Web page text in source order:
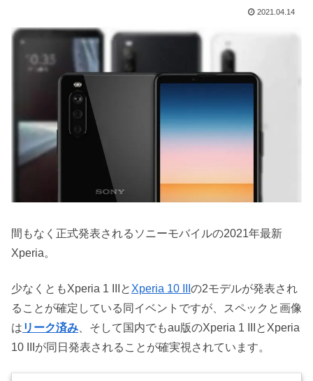
2021.04.14
間もなく正式発表されるソニーモバイルの2021年最新
Xperia。
少なくともXperia 1 IIIと Xperia 10 III の2モデルが発表され
ることが確定している同イベントですが、スペックと画像
は リーク済み 、そして国内でもau版のXperia 1 IIIとXperia
10 IIIが同日発表されることが確実視されています。